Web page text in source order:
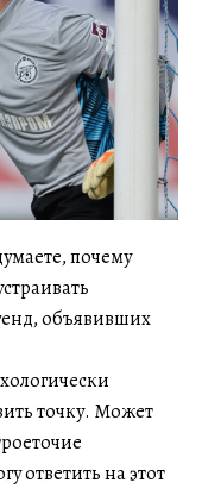
почему
объявивших
точку. Может
ответить на этот